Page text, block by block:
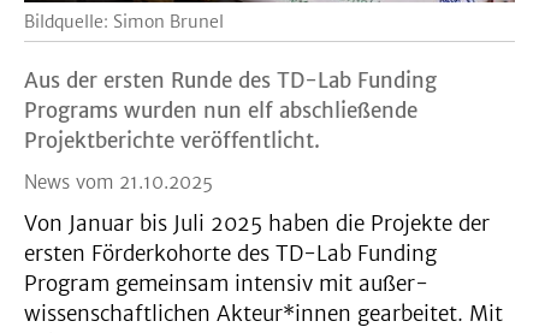
Bildquelle: Simon Brunel
Aus der ersten Runde des TD-Lab Funding
Programs wurden nun elf abschließende
Projektberichte veröffentlicht.
News vom 21.10.2025
Von Januar bis Juli 2025 haben die Projekte der
ersten Förderkohorte des TD-Lab Funding
Program gemeinsam intensiv mit außer-
wissenschaftlichen Akteur*innen gearbeitet. Mit